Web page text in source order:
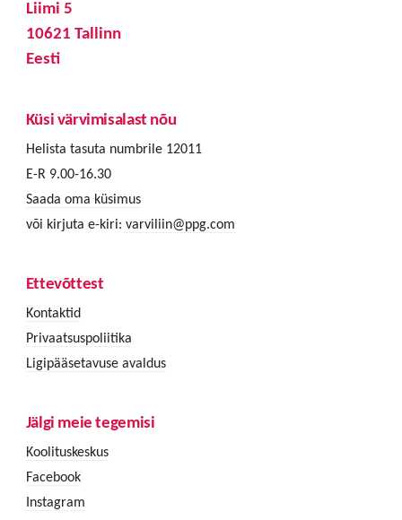
Liimi 5
10621 Tallinn
Eesti
Küsi värvimisalast nõu
Helista tasuta numbrile 12011
E-R 9.00-16.30
Saada oma küsimus
või kirjuta e-kiri: varviliin@ppg.com
Ettevõttest
Kontaktid
Privaatsuspoliitika
Ligipääsetavuse avaldus
Jälgi meie tegemisi
Koolituskeskus
Facebook
Instagram